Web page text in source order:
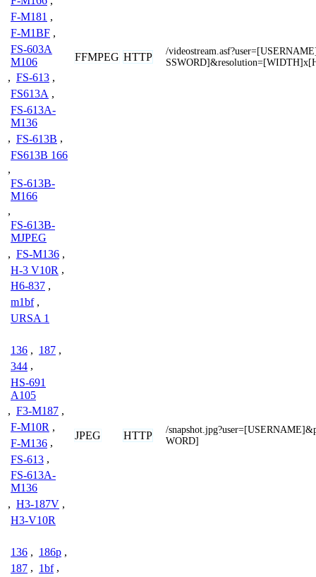
F-M181 ,
F-M1BF ,
FS-603A
M106
, FS-613 ,
FS613A ,
FS-613A-
M136
, FS-613B ,
FS613B 166
,
FS-613B-
M166
,
FS-613B-
MJPEG
, FS-M136 ,
H-3 V10R ,
H6-837 ,
m1bf ,
URSA 1
FFMPEG HTTP
/
136 , 187 ,
344 ,
HS-691
A105
, F3-M187 ,
F-M10R ,
F-M136 ,
FS-613 ,
FS-613A-
M136
, H3-187V ,
H3-V10R
JPEG HTTP
/
WORD]
136 , 186p ,
187 , 1bf ,